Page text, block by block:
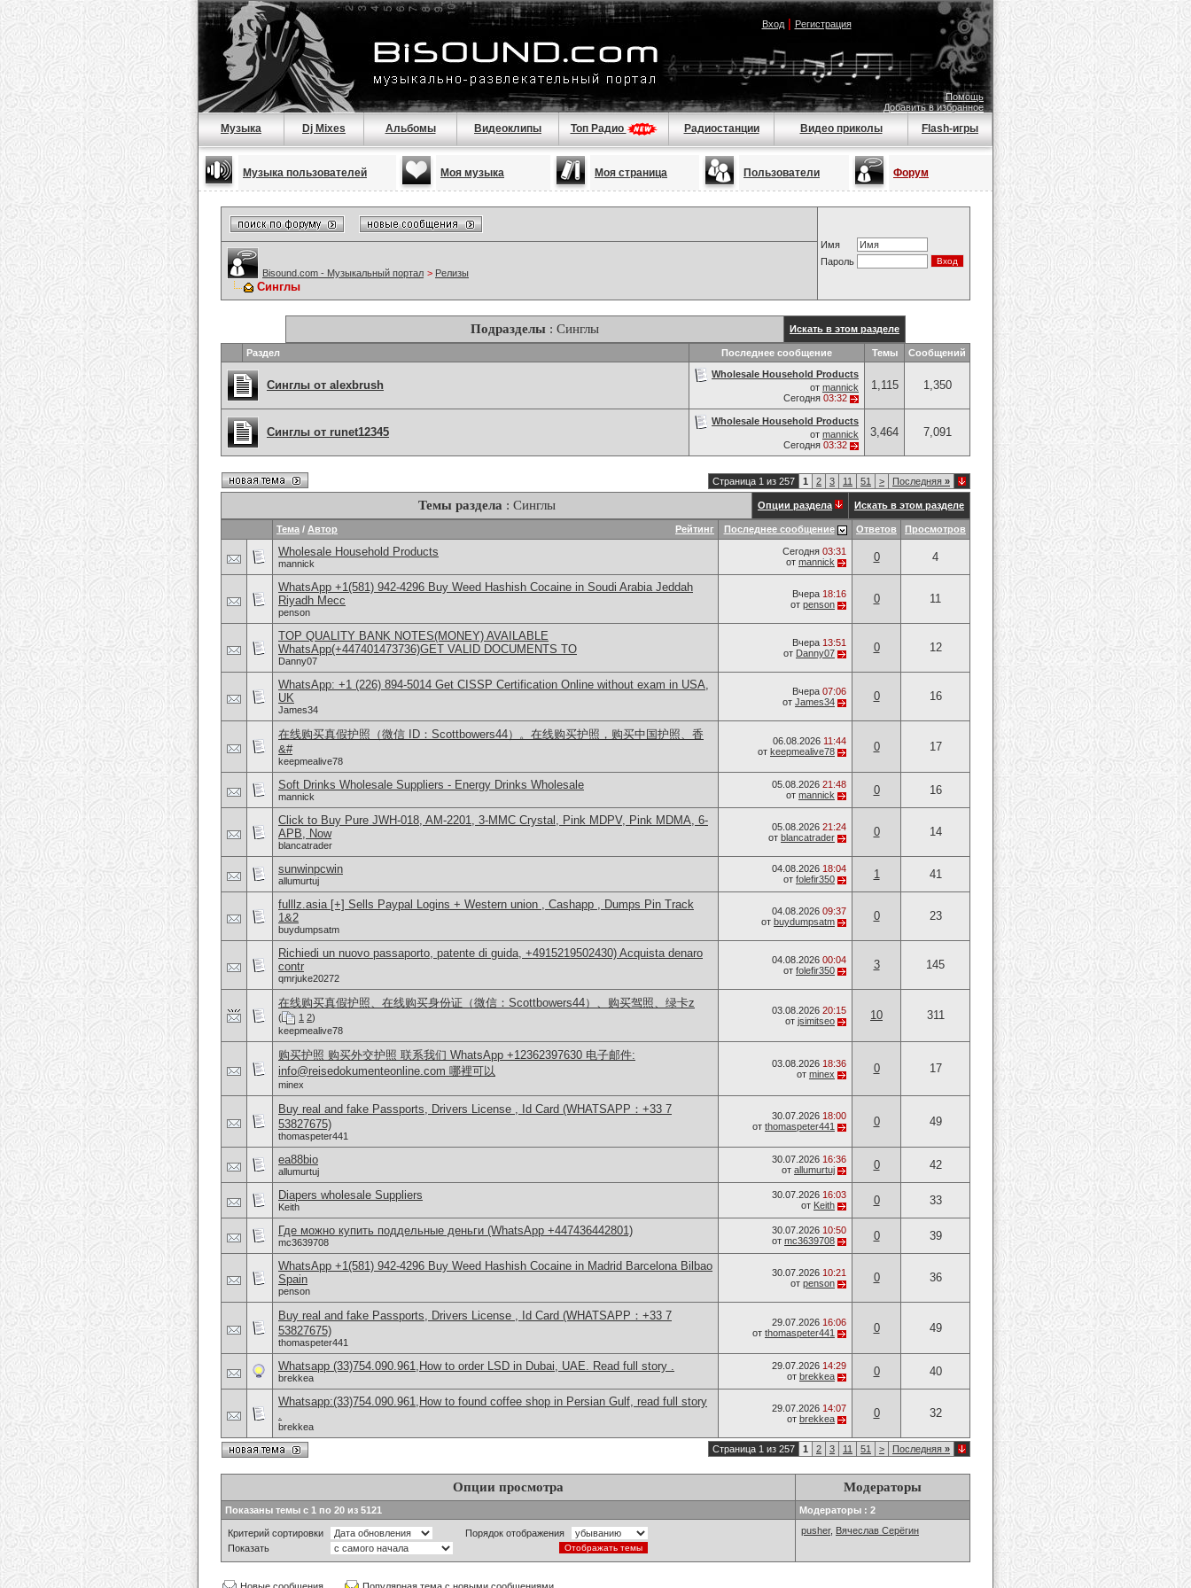
Вход| Регистрация
Помощь
Добавить в избранное
Музыка Dj Mixes Альбомы Видеоклипы Топ Радио Радиостанции Видео приколы Flash-игры
Музыка пользователей Моя музыка Моя страница Пользователи Форум
Имя
Пароль
Bisound.com - Музыкальный портал > Релизы
Синглы
Подразделы : Синглы Искать в этом разделе
Раздел Последнее сообщение Темы Сообщений
Синглы от alexbrush
Wholesale Household Products
от mannick
Сегодня 03:32
1,115 1,350
Синглы от runet12345
Wholesale Household Products
от mannick
Сегодня 03:32
3,464 7,091
Страница 1 из 257 1 2 3 11 51 > Последняя »
Темы раздела : Синглы Опции раздела Искать в этом разделе
Рейтинг
Тема / Автор Последнее сообщение Ответов Просмотров
Wholesale Household Products
mannick
Сегодня 03:31
от mannick 0 4
WhatsApp +1(581) 942-4296 Buy Weed Hashish Cocaine in Soudi Arabia Jeddah
Riyadh Mecc
penson
Вчера 18:16
от penson 0 11
TOP QUALITY BANK NOTES(MONEY) AVAILABLE
WhatsApp(+447401473736)GET VALID DOCUMENTS TO
Danny07
Вчера 13:51
от Danny07 0 12
WhatsApp: +1 (226) 894-5014​ Get CISSP Certification Online without exam in USA,
UK
James34
Вчера 07:06
от James34 0 16
在线购买真假护照（微信 ID：Scottbowers44）。在线购买护照，购买中国护照、香
&#
keepmealive78
06.08.2026 11:44
от keepmealive78 0 17
Soft Drinks Wholesale Suppliers - Energy Drinks Wholesale
mannick
05.08.2026 21:48
от mannick 0 16
Click to Buy Pure JWH-018, AM-2201, 3-MMC Crystal, Pink MDPV, Pink MDMA, 6-
APB, Now
blancatrader
05.08.2026 21:24
от blancatrader 0 14
sunwinpcwin
allumurtuj
04.08.2026 18:04
от folefir350 1 41
fulllz.asia [+] Sells Paypal Logins + Western union , Cashapp , Dumps Pin Track
1&2
buydumpsatm
04.08.2026 09:37
от buydumpsatm 0 23
Richiedi un nuovo passaporto, patente di guida, +4915219502430) Acquista denaro
contr
qmrjuke20272
04.08.2026 00:04
от folefir350 3 145
在线购买真假护照、在线购买身份证（微信：Scottbowers44）、购买驾照、绿卡z
( 1 2)
keepmealive78
03.08.2026 20:15
от jsimitseo 10 311
购买护照 购买外交护照 联系我们 WhatsApp +12362397630 电子邮件:
info@reisedokumenteonline.com 哪裡可以
minex
03.08.2026 18:36
от minex 0 17
Buy real and fake Passports, Drivers License , Id Card (WHATSAPP：+33 7
53827675)
thomaspeter441
30.07.2026 18:00
от thomaspeter441 0 49
ea88bio
allumurtuj
30.07.2026 16:36
от allumurtuj 0 42
Diapers wholesale Suppliers
Keith
30.07.2026 16:03
от Keith 0 33
Где можно купить поддельные деньги (WhatsApp +447436442801)
mc3639708
30.07.2026 10:50
от mc3639708 0 39
WhatsApp +1(581) 942-4296 Buy Weed Hashish Cocaine in Madrid Barcelona Bilbao
Spain
penson
30.07.2026 10:21
от penson 0 36
Buy real and fake Passports, Drivers License , Id Card (WHATSAPP：+33 7
53827675)
thomaspeter441
29.07.2026 16:06
от thomaspeter441 0 49
Whatsapp (33)754.090.961,How to order LSD in Dubai, UAE. Read full story .
brekkea
29.07.2026 14:29
от brekkea 0 40
Whatsapp:(33)754.090.961,How to found coffee shop in Persian Gulf, read full story
.
brekkea
29.07.2026 14:07
от brekkea 0 32
Страница 1 из 257 1 2 3 11 51 > Последняя »
Опции просмотра Модераторы
Показаны темы с 1 по 20 из 5121 Модераторы : 2
Критерий сортировки
Порядок отображения
Показать
pusher, Вячеслав Серёгин